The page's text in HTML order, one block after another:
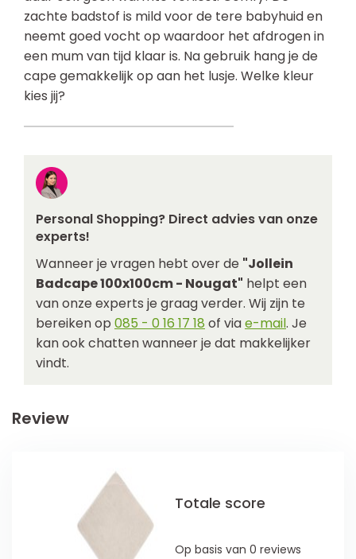
zachte badstof is mild voor de tere babyhuid en
neemt goed vocht op waardoor het afdrogen in
een mum van tijd klaar is. Na gebruik hang je de
cape gemakkelijk op aan het lusje. Welke kleur
kies jij?
Personal Shopping? Direct advies van onze
experts!
Wanneer je vragen hebt over de "Jollein
Badcape 100x100cm - Nougat" helpt een
van onze experts je graag verder. Wij zijn te
bereiken op 085 - 0 16 17 18 of viae-mail. Je
kan ook chatten wanneer je dat makkelijker
vindt.
Review
Totale score
Op basis van 0 reviews